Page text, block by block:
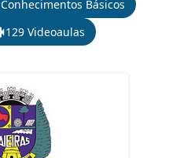
Conhecimentos Básicos
129 Videoaulas